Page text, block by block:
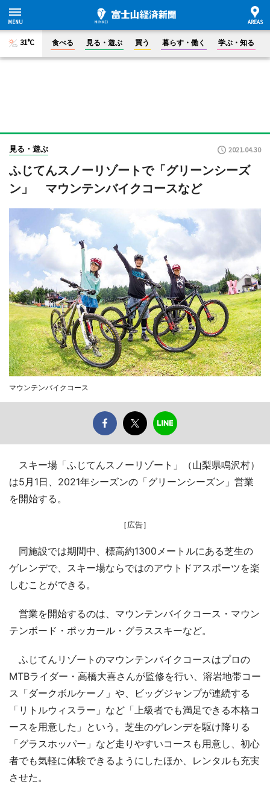
31°C 食べる 見る・遊ぶ 買う 暮らす・働く 学ぶ・知る
見る・遊ぶ 2021.04.30
ふじてんスノーリゾートで「グリーンシーズ
ン」 マウンテンバイクコースなど
マウンテンバイクコース
スキー場「ふじてんスノーリゾート」（山梨県鳴沢村）
は5月1日、2021年シーズンの「グリーンシーズン」営業
を開始する。
［広告］
同施設では期間中、標高約1300メートルにある芝生の
ゲレンデで、スキー場ならではのアウトドアスポーツを楽
しむことができる。
営業を開始するのは、マウンテンバイクコース・マウン
テンボード・ポッカール・グラススキーなど。
ふじてんリゾートのマウンテンバイクコースはプロの
MTBライダー・高橋大喜さんが監修を行い、溶岩地帯コー
ス「ダークボルケーノ」や、ビッグジャンプが連続する
「リトルウィスラー」など「上級者でも満足できる本格コ
ースを用意した」という。芝生のゲレンデを駆け降りる
「グラスホッパー」など走りやすいコースも用意し、初心
者でも気軽に体験できるようにしたほか、レンタルも充実
させた。